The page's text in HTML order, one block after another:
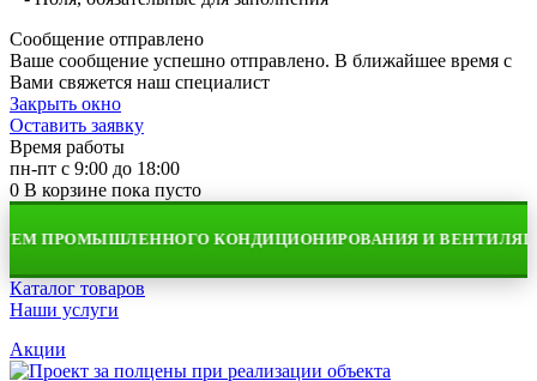
Сообщение отправлено
Ваше сообщение успешно отправлено. В ближайшее время с
Вами свяжется наш специалист
Закрыть окно
Оставить заявку
Время работы
пн-пт с 9:00 до 18:00
0 В корзине пока пусто
ПРОМЫШЛЕННОГО КОНДИЦИОНИРОВАНИЯ И
Каталог товаров
Наши услуги
Акции